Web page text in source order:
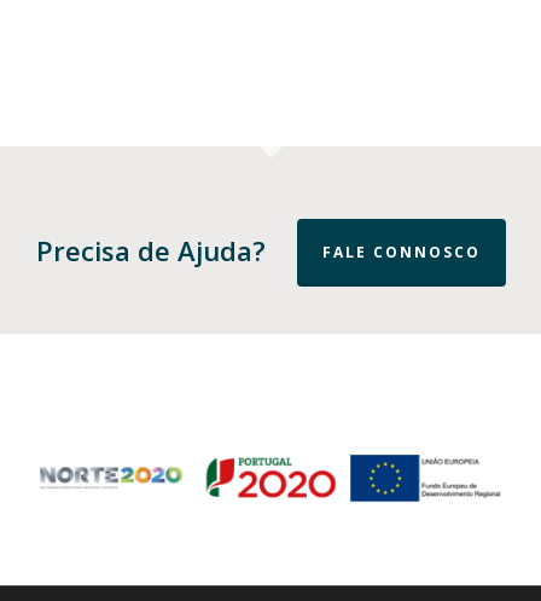
Precisa de Ajuda? FALE CONNOSCO